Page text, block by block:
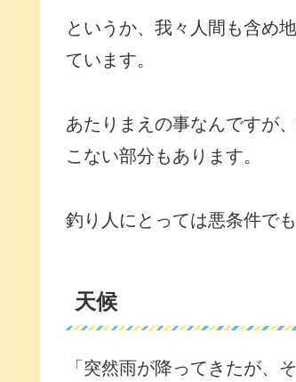
というか、我々人間も含め
ています。
あたりまえの事なんですが
こない部分もあります。
釣り人にとっては悪条件で
天候
「突然雨が降ってきたが、